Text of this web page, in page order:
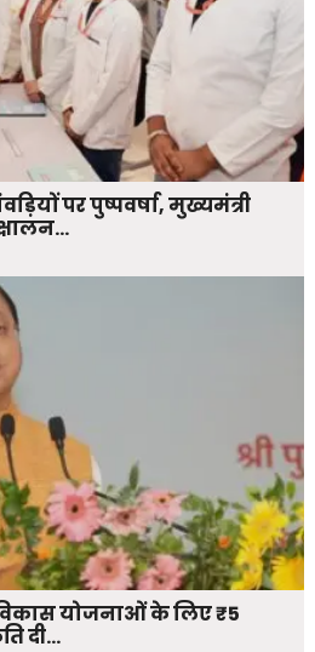
पर पुष्पवर्षा, मुख्यमंत्री
योजनाओं के लिए ₹5
दी…